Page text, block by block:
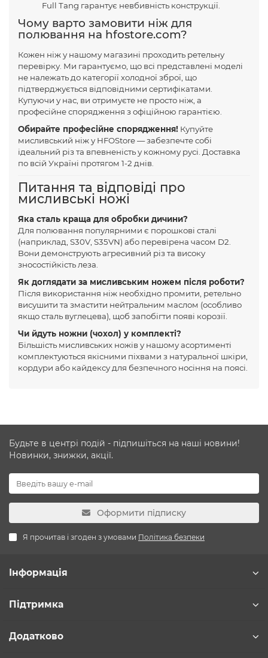
Full Tang гарантує невбивність конструкції.
Чому варто замовити ніж для
полювання на hfostore.com?
Кожен ніж у нашому магазині проходить ретельну
перевірку. Ми гарантуємо, що всі представлені моделі
не належать до категорії холодної зброї, що
підтверджується відповідними сертифікатами.
Купуючи у нас, ви отримуєте не просто ніж, а
професійне спорядження з офіційною гарантією.
Обирайте професійне спорядження! Купуйте
мисливський ніж у HFOStore — забезпечте собі
ідеальний різ та впевненість у кожному русі. Доставка
по всій Україні протягом 1-2 днів.
Питання та відповіді про
мисливські ножі
Яка сталь краща для обробки дичини?
Для полювання популярними є порошкові сталі
(наприклад, S30V, S35VN) або перевірена часом D2.
Вони демонструють агресивний різ та високу
зносостійкість леза.
Як доглядати за мисливським ножем після роботи?
Після використання ніж необхідно промити, ретельно
висушити та змастити нейтральним маслом (особливо
якщо сталь вуглецева), щоб запобігти появі корозії.
Чи йдуть ножни (чохол) у комплекті?
Більшість мисливських ножів у нашому асортименті
комплектуються якісними піхвами з натуральної шкіри,
кордури або кайдексу для безпечного носіння на поясі.
Будьте в центрі подій - підпишіться на наші новини!
Новинки, знижки, акції.
Оформити підписку
Я прочитав і згоден з умовами Політика безпеки
Інформація
Підтримка
Додатково